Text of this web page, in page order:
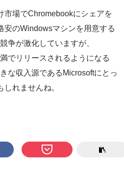
市場でChromebookにシェアを
安のWindowsマシンを用意する
争が激化していますが、
でリリースされるようになる
な収入源であるMicrosoftにとっ
れませんね。